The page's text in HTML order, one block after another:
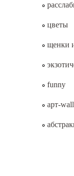
цветы
щенки
funny
арт-